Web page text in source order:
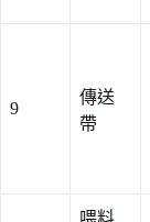
9
傳送
帶